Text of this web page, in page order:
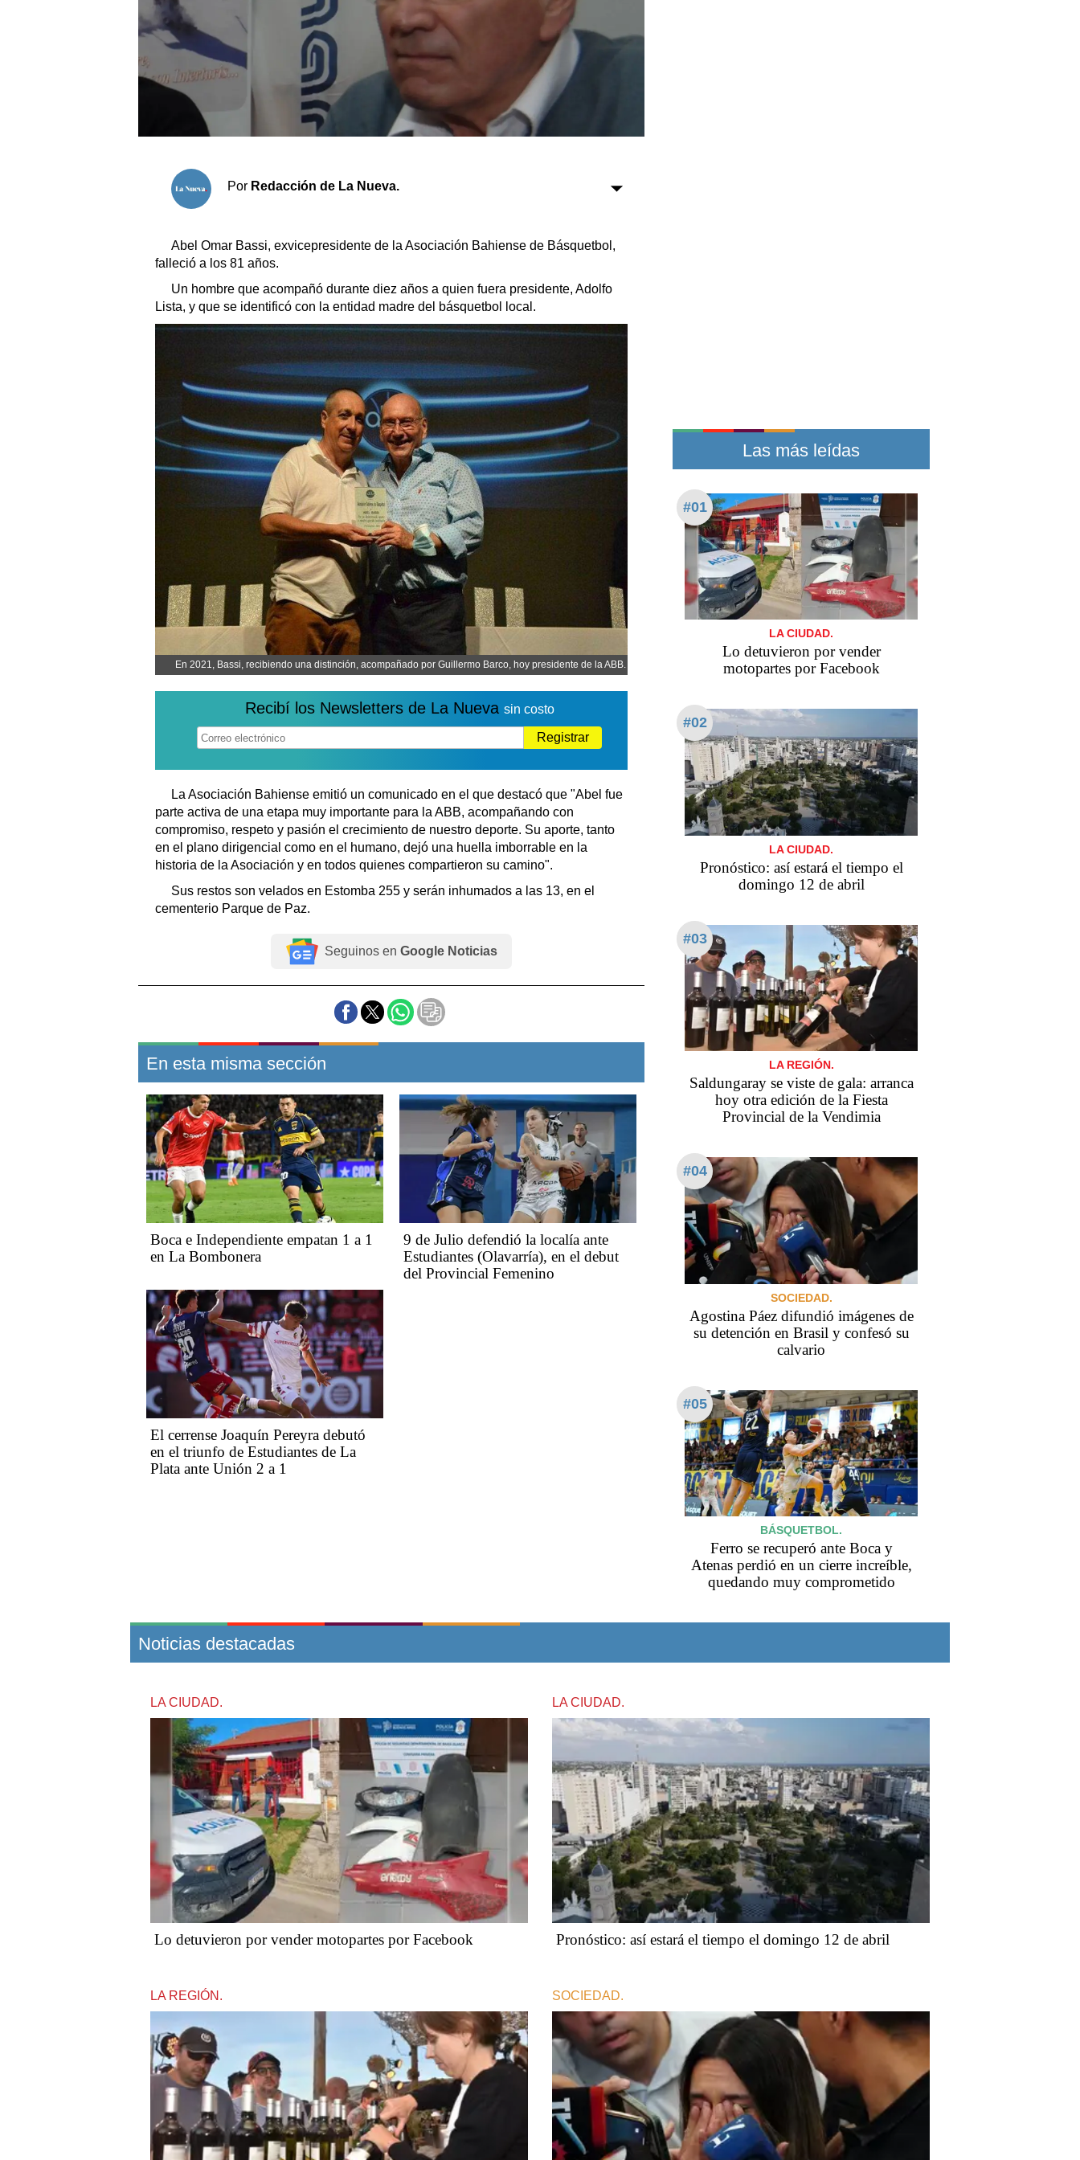
Sociedad y tiempo libre
Sociedad
Tecnología
Turismo
Salud
Es viral
El tiempo
Fúnebres
Clasificados
Suplementos
Servicios
Transportes
Loterías
Datos Útiles
Fúnebres
Edictos
Teléfonos de urgencia
Por Redacción de La Nueva.
Abel Omar Bassi, exvicepresidente de la Asociación Bahiense de Básquetbol,
falleció a los 81 años.
Un hombre que acompañó durante diez años a quien fuera presidente, Adolfo
Lista, y que se identificó con la entidad madre del básquetbol local.
En 2021, Bassi, recibiendo una distinción, acompañado por Guillermo Barco, hoy presidente de la ABB.
Recibí los Newsletters de La Nueva sin costo
Registrar
La Asociación Bahiense emitió un comunicado en el que destacó que "Abel fue
parte activa de una etapa muy importante para la ABB, acompañando con
compromiso, respeto y pasión el crecimiento de nuestro deporte. Su aporte, tanto
en el plano dirigencial como en el humano, dejó una huella imborrable en la
historia de la Asociación y en todos quienes compartieron su camino".
Sus restos son velados en Estomba 255 y serán inhumados a las 13, en el
cementerio Parque de Paz.
Seguinos en Google Noticias
En esta misma sección
Boca e Independiente empatan 1 a 1
en La Bombonera
9 de Julio defendió la localía ante
Estudiantes (Olavarría), en el debut
del Provincial Femenino
El cerrense Joaquín Pereyra debutó
en el triunfo de Estudiantes de La
Plata ante Unión 2 a 1
Las más leídas
#01
LA CIUDAD.
Lo detuvieron por vender
motopartes por Facebook
#02
LA CIUDAD.
Pronóstico: así estará el tiempo el
domingo 12 de abril
#03
LA REGIÓN.
Saldungaray se viste de gala: arranca
hoy otra edición de la Fiesta
Provincial de la Vendimia
#04
SOCIEDAD.
Agostina Páez difundió imágenes de
su detención en Brasil y confesó su
calvario
#05
BÁSQUETBOL.
Ferro se recuperó ante Boca y
Atenas perdió en un cierre increíble,
quedando muy comprometido
Noticias destacadas
LA CIUDAD.
Lo detuvieron por vender motopartes por Facebook
LA CIUDAD.
Pronóstico: así estará el tiempo el domingo 12 de abril
LA REGIÓN. SOCIEDAD.